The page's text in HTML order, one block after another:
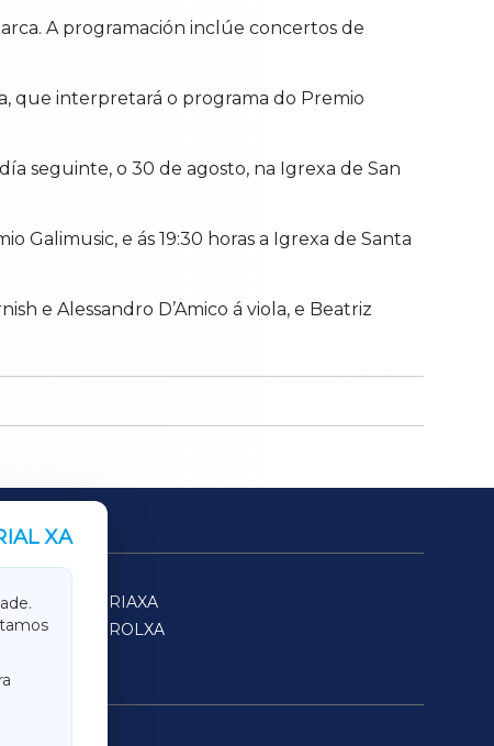
A programación inclúe concertos de
que interpretará o programa do Premio
seguinte, o 30 de agosto, na Igrexa de San
Galimusic, e ás 19:30 horas a Igrexa de Santa
e Alessandro D’Amico á viola, e Beatriz
XA
SARRIAXA
FERROLXA